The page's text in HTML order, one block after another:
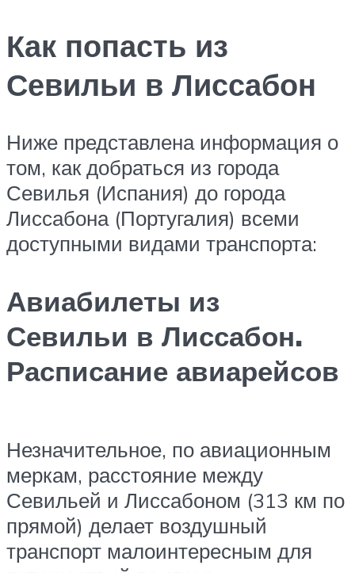
Как попасть из
Севильи в Лиссабон
Ниже представлена информация о
том, как добраться из города
Севилья (Испания) до города
Лиссабона (Португалия) всеми
доступными видами транспорта:
Авиабилеты из
Севильи в Лиссабон.
Расписание авиарейсов
Незначительное, по авиационным
меркам, расстояние между
Севильей и Лиссабоном (313 км по
прямой) делает воздушный
транспорт малоинтересным для